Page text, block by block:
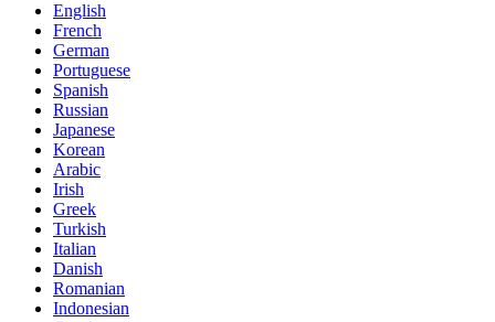
English
French
German
Portuguese
Spanish
Russian
Japanese
Korean
Arabic
Irish
Greek
Turkish
Italian
Danish
Romanian
Indonesian